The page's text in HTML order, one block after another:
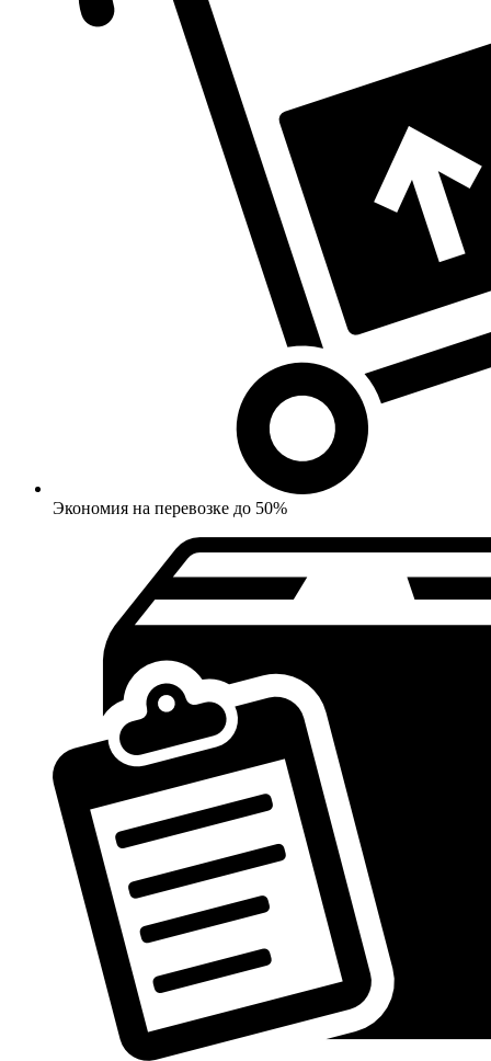
Экономия на перевозке до 50%